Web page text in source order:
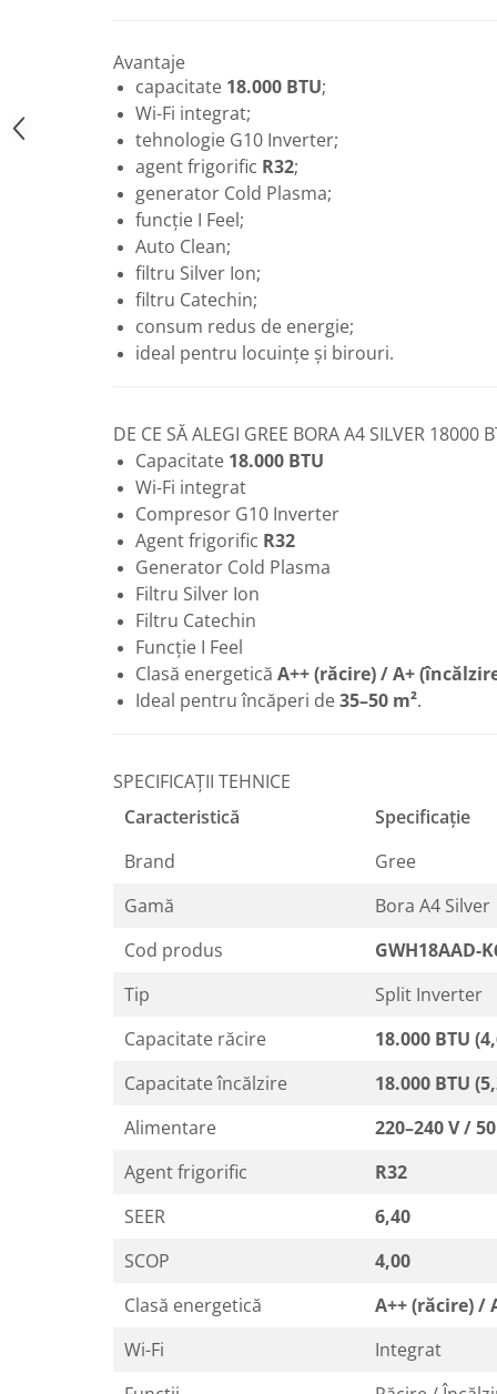
Termostate si controlere
Termostate de camera
Accesorii
Cleme de fixare si coliere
Accesorii de montaj
Substante intretinere instalatii
Accesorii instalatii termice
Distribuitoare
Baterii sanitare
Filtre apa potabila
Accesorii baie
Sifoane si rigole
Avantaje
capacitate 18.000 BTU;
Wi-Fi integrat;
tehnologie G10 Inverter;
agent frigorific R32;
generator Cold Plasma;
funcție I Feel;
Auto Clean;
filtru Silver Ion;
filtru Catechin;
consum redus de energie;
ideal pentru locuințe și birouri.
DE CE SĂ ALEGI GREE BORA A4 SILVER 18000
Capacitate 18.000 BTU
Wi-Fi integrat
Compresor G10 Inverter
Agent frigorific R32
Generator Cold Plasma
Filtru Silver Ion
Filtru Catechin
Funcție I Feel
Clasă energetică A++ (răcire) / A+
Ideal pentru încăperi de35–50 m².
SPECIFICAȚII TEHNICE
Caracteristică
Specificație
Brand
Gree
Gamă
Bora A4 Silver
Cod produs
GWH18AAD-
Tip
Split Inverter
Capacitate răcire
18.000 BTU
Capacitate încălzire
18.000 BTU
Alimentare
220–240 V /
Agent frigorific
R32
SEER
6,40
SCOP
4,00
Clasă energetică
A++ (răcire) /
Wi-Fi
Integrat